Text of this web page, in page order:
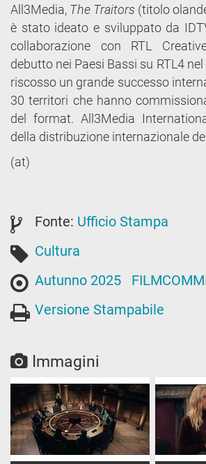
All3Media, The Traitors (titolo
è stato ideato e sviluppato da
collaborazione con RTL
debutto nei Paesi Bassi su RTL4
riscosso un grande successo
30 territori che hanno
del format. All3Media
della distribuzione internazionale
(at)
Fonte: Ufficio Stampa
Cultura
Autunno 2025
Versione Stampabile
Immagini